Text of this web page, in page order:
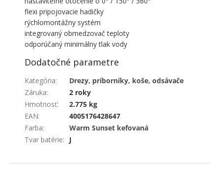
flexi pripojovacie hadičky
rýchlomontážny systém
integrovaný obmedzovač teploty
odporúčaný minimálny tlak vody
Dodatočné parametre
Kategória:
Drezy, príborníky, koše, odsávače
Záruka:
2 roky
Hmotnosť:
2.775 kg
EAN:
4005176428647
Farba:
Warm Sunset kefovaná
Tvar batérie: J
ZÁPÄTIE